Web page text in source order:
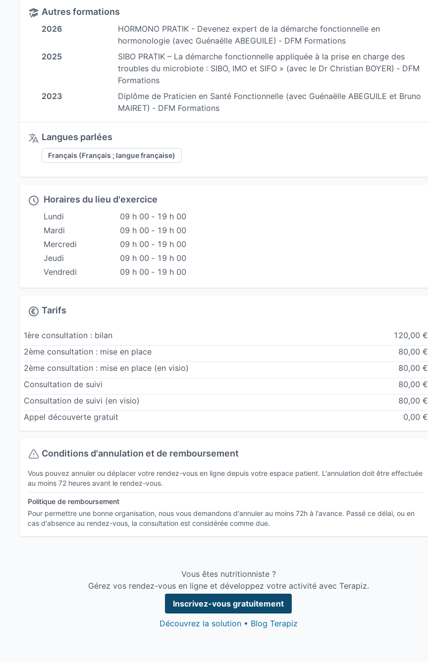
- Un mode de vie qui favorise une gestion optimale du stress, un bon sommeil et une activité
Cet accompagnement peut se faire en présentiel, au cabinet Sentez à Rennes, ou en visio.
Pour de plus amples informations, je vous invite à consulter mon site :
Autres formations
2026
HORMONO PRATIK - Devenez expert de la démarche fonctionnelle en
hormonologie (avec Guénaëlle ABEGUILE) ‐ DFM Formations
2025
SIBO PRATIK – La démarche fonctionnelle appliquée à la prise en charge des
troubles du microbiote : SIBO, IMO et SIFO » (avec le Dr Christian BOYER) ‐ DFM
Formations
2023
Diplôme de Praticien en Santé Fonctionnelle (avec Guénaëlle ABEGUILE et Bruno
MAIRET) ‐ DFM Formations
Langues parlées
Français (Français ; langue française)
Horaires du lieu d'exercice
Lundi
09 h 00 ‐ 19 h 00
Mardi
09 h 00 ‐ 19 h 00
Mercredi
09 h 00 ‐ 19 h 00
Jeudi
09 h 00 ‐ 19 h 00
Vendredi
09 h 00 ‐ 19 h 00
Tarifs
1ère consultation : bilan
120,00 €
2ème consultation : mise en place
80,00 €
2ème consultation : mise en place (en visio)
80,00 €
Consultation de suivi
80,00 €
Consultation de suivi (en visio)
80,00 €
Appel découverte gratuit
0,00 €
Conditions d'annulation et de remboursement
Vous pouvez annuler ou déplacer votre rendez-vous en ligne depuis votre espace patient. L'annulation doit être effectuée
au moins 72 heures avant le rendez-vous.
Politique de remboursement
Pour permettre une bonne organisation, nous vous demandons d'annuler au moins 72h à l'avance. Passé ce délai, ou en
cas d'absence au rendez-vous, la consultation est considérée comme due.
Vous êtes nutritionniste ?
Gérez vos rendez-vous en ligne et développez votre activité avec Terapiz.
Inscrivez-vous gratuitement
Découvrez la solution• Blog Terapiz